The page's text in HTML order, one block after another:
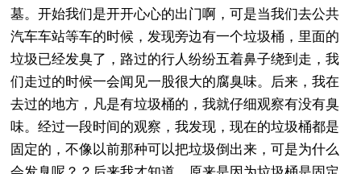
墓。开始我们是开开心心的出门啊，可是当我们去公共
汽车车站等车的时候，发现旁边有一个垃圾桶，里面的
垃圾已经发臭了，路过的行人纷纷五着鼻子绕到走，我
们走过的时候一会闻见一股很大的腐臭味。后来，我在
去过的地方，凡是有垃圾桶的，我就仔细观察有没有臭
味。经过一段时间的观察，我发现，现在的垃圾桶都是
固定的，不像以前那种可以把垃圾倒出来，可是为什么